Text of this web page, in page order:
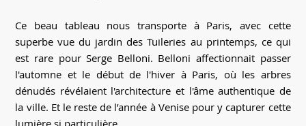
Ce beau tableau nous transporte à Paris, avec cette
superbe vue du jardin des Tuileries au printemps, ce qui
est rare pour Serge Belloni. Belloni affectionnait passer
l'automne et le début de l'hiver à Paris, où les arbres
dénudés révélaient l'architecture et l'âme authentique de
la ville. Et le reste de l’année à Venise pour y capturer cette
lumière si particulière.